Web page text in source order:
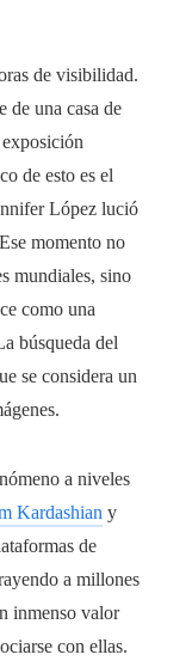
de visibilidad.
de una casa de
de esto es el
López lució
momento no
mundiales, sino
como una
búsqueda del
se considera un
a niveles
Kardashian y
de
a millones
inmenso valor
con ellas.